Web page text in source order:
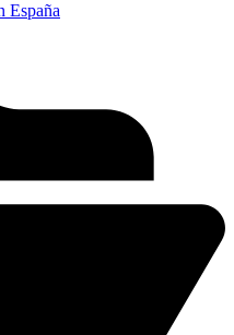
España